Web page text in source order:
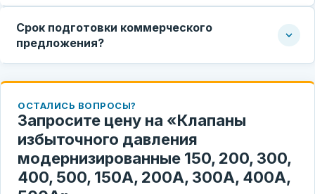
Срок подготовки коммерческого
предложения?
ОСТАЛИСЬ ВОПРОСЫ?
Запросите цену на «Клапаны
избыточного давления
модернизированные 150, 200, 300,
400, 500, 150А, 200А, 300А, 400А,